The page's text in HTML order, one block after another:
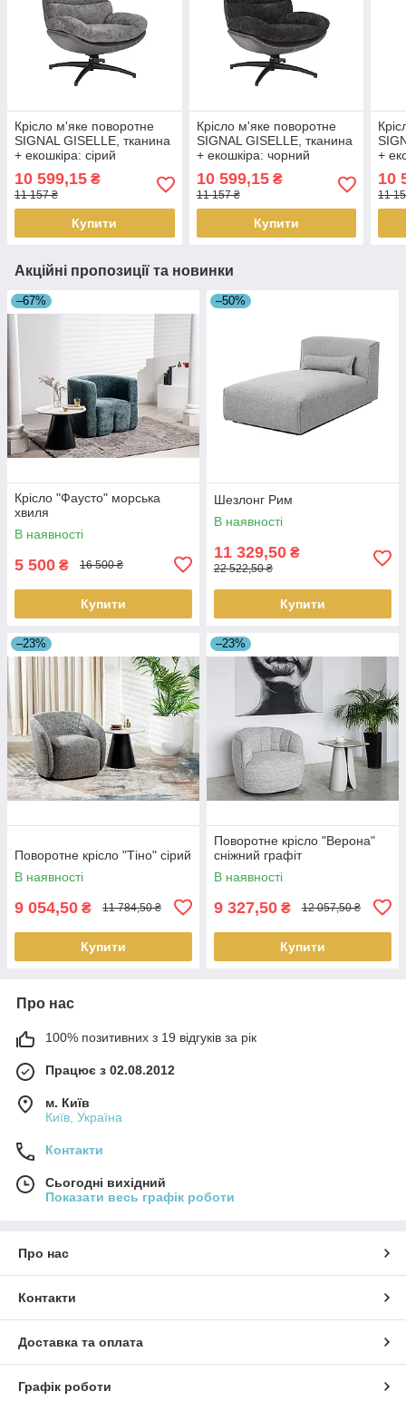
Крісло м'яке поворотне
SIGNAL GISELLE, тканина
+ екошкіра: сірий
10 599,15 ₴
11 157 ₴
Купити
Крісло м'яке поворотне
SIGNAL GISELLE, тканина
+ екошкіра: чорний
10 599,15₴
11 157 ₴
Купити
+
10
11
Акційні пропозиції та новинки
–67%
Крісло "Фаусто" морська
хвиля
В наявності
5 500 ₴ 16 500 ₴
Купити
–50%
Шезлонг Рим
В наявності
11 329,50 ₴
22 522,50 ₴
Купити
–23%
Поворотне крісло "Тіно" сірий
В наявності
9 054,50 ₴ 11 784,50 ₴
Купити
–23%
Поворотне крісло "Верона"
сніжний графіт
В наявності
9 327,50 ₴ 12 057,50 ₴
Купити
Про нас
100% позитивних з 19 відгуків за рік
Працює з 02.08.2012
м. Київ
Київ, Україна
Контакти
Сьогодні вихідний
Показати весь графік роботи
Про нас
Контакти
Доставка та оплата
Графік роботи